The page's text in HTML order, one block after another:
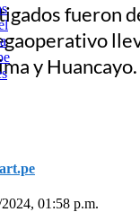
fueron
y Huancayo.
01:58 p.m.